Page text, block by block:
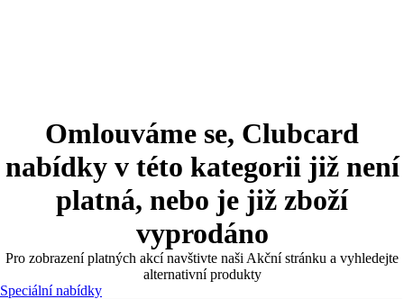
Omlouváme se, Clubcard
nabídky v této kategorii již není
platná, nebo je již zboží
vyprodáno
Pro zobrazení platných akcí navštivte naši Akční stránku a vyhledejte
alternativní produkty
Speciální nabídky